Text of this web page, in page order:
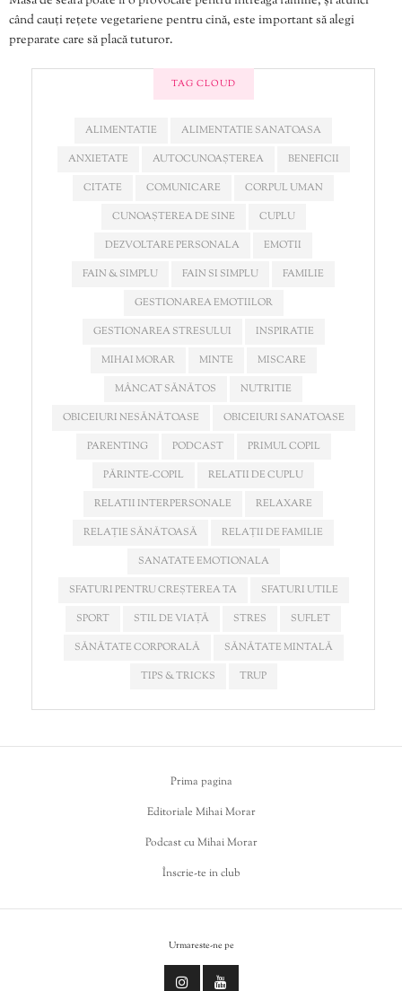
când cauți rețete vegetariene pentru cină, este important să alegi
preparate care să placă tuturor.
TAG CLOUD
ALIMENTATIE
ALIMENTATIE SANATOASA
ANXIETATE
AUTOCUNOAȘTEREA
BENEFICII
CITATE
COMUNICARE
CORPUL UMAN
CUNOAȘTEREA DE SINE
CUPLU
DEZVOLTARE PERSONALA
EMOTII
FAIN & SIMPLU
FAIN SI SIMPLU
FAMILIE
GESTIONAREA EMOTIILOR
GESTIONAREA STRESULUI
INSPIRATIE
MIHAI MORAR
MINTE
MISCARE
MÂNCAT SĂNĂTOS
NUTRITIE
OBICEIURI NESĂNĂTOASE
OBICEIURI SANATOASE
PARENTING
PODCAST
PRIMUL COPIL
PĂRINTE-COPIL
RELATII DE CUPLU
RELATII INTERPERSONALE
RELAXARE
RELAȚIE SĂNĂTOASĂ
RELAȚII DE FAMILIE
SANATATE EMOTIONALA
SFATURI PENTRU CREȘTEREA TA
SFATURI UTILE
SPORT
STIL DE VIAȚĂ STRES
SUFLET
SĂNĂTATE CORPORALĂ
SĂNĂTATE MINTALĂ
TIPS & TRICKS
TRUP
Prima pagina
Editoriale Mihai Morar
Podcast cu Mihai Morar
Înscrie-te in club
Urmareste-ne pe